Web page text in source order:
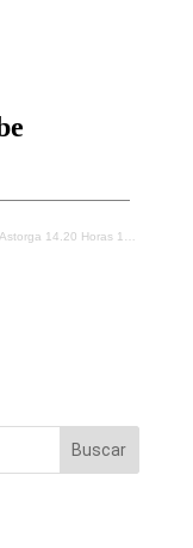
Horas 15 De Diciembre 2021